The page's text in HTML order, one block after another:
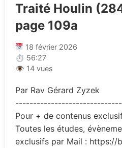
Traité Houlin
page 109a
18 février 2026
⏱ 56:27
👁 14 vues
Par Rav Gérard Zyzek
Pour + de contenus
Toutes les études,
exclusifs par Mail : https://